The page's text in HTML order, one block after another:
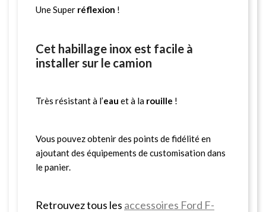
Une Super réflexion !
Cet habillage inox est facile à
installer sur le camion
Très résistant à l’eau et à la rouille !
Vous pouvez obtenir des points de fidélité en
ajoutant des équipements de customisation dans
le panier.
Retrouvez tous les accessoires Ford F-